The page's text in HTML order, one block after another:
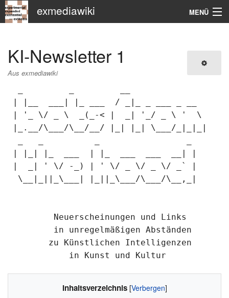
exmediawiki MENÜ
KHM
KI-Newsletter 1
Aus exmediawiki
| |__  ___| |_ ___  / _|_ _ ___ _ __
| '_ \/ _ \  _(_-< |  _| '_/ _ \ '  \
|_.__/\___/\__/__/ |_| |_| \___/_|_|_|
|  _| ' \/ -_) | ' \/ _ \/ _ \/ _` |
  \__|_||_\___| |_||_\___/\___/\__,_|
Inhaltsverzeichnis